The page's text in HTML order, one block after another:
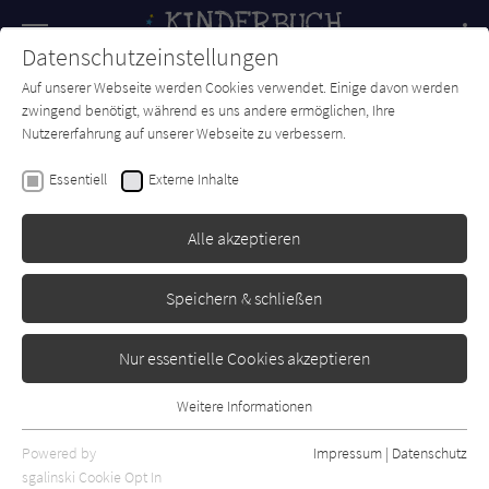
SUCHE Forum Charts Newsletter
Britta Sabbag
Hella Pfefferkessel
Erschienen: August 2022 Bibliogr. Angaben
Datenschutzeinstellungen
Auf unserer Webseite werden Cookies verwendet. Einige davon werden
zwingend benötigt, während es uns andere ermöglichen, Ihre
Nutzererfahrung auf unserer Webseite zu verbessern.
Essentiell Externe Inhalte
Alle akzeptieren
Speichern & schließen
Nur essentielle Cookies akzeptieren
Essentielle Cookies werden für grundlegende Funktionen der
Webseite benötigt. Dadurch ist gewährleistet, dass die Webseite
Weitere Informationen
Powered by
sgalinski Cookie Opt In
Impressum | Datenschutz